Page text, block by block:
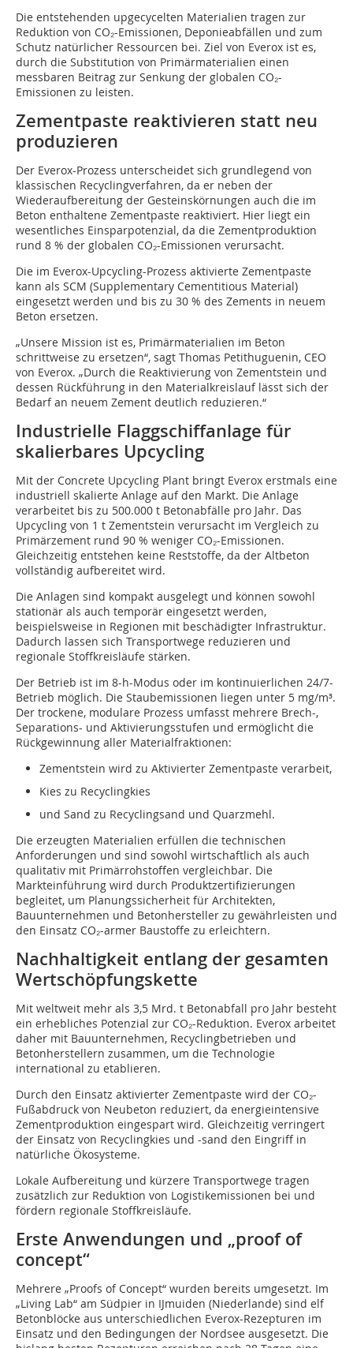
Die entstehenden upgecycelten Materialien tragen zur
Reduktion von CO₂-Emissionen, Deponieabfällen und zum
Schutz natürlicher Ressourcen bei. Ziel von Everox ist es,
durch die Substitution von Primärmaterialien einen
messbaren Beitrag zur Senkung der globalen CO₂-
Emissionen zu leisten.
Zementpaste reaktivieren statt neu
produzieren
Der Everox-Prozess unterscheidet sich grundlegend von
klassischen Recyclingverfahren, da er neben der
Wiederaufbereitung der Gesteinskörnungen auch die im
Beton enthaltene Zementpaste reaktiviert. Hier liegt ein
wesentliches Einsparpotenzial, da die Zementproduktion
rund 8 % der globalen CO₂-Emissionen verursacht.
Die im Everox-Upcycling-Prozess aktivierte Zementpaste
kann als SCM (Supplementary Cementitious Material)
eingesetzt werden und bis zu 30 % des Zements in neuem
Beton ersetzen.
„Unsere Mission ist es, Primärmaterialien im Beton
schrittweise zu ersetzen“, sagt Thomas Petithuguenin, CEO
von Everox. „Durch die Reaktivierung von Zementstein und
dessen Rückführung in den Materialkreislauf lässt sich der
Bedarf an neuem Zement deutlich reduzieren.“
Industrielle Flaggschiffanlage für
skalierbares Upcycling
Mit der Concrete Upcycling Plant bringt Everox erstmals eine
industriell skalierte Anlage auf den Markt. Die Anlage
verarbeitet bis zu 500.000 t Betonabfälle pro Jahr. Das
Upcycling von 1 t Zementstein verursacht im Vergleich zu
Primärzement rund 90 % weniger CO₂-Emissionen.
Gleichzeitig entstehen keine Reststoffe, da der Altbeton
vollständig aufbereitet wird.
Die Anlagen sind kompakt ausgelegt und können sowohl
stationär als auch temporär eingesetzt werden,
beispielsweise in Regionen mit beschädigter Infrastruktur.
Dadurch lassen sich Transportwege reduzieren und
regionale Stoffkreisläufe stärken.
Der Betrieb ist im 8-h-Modus oder im kontinuierlichen 24/7-
Betrieb möglich. Die Staubemissionen liegen unter 5 mg/m³.
Der trockene, modulare Prozess umfasst mehrere Brech-,
Separations- und Aktivierungsstufen und ermöglicht die
Rückgewinnung aller Materialfraktionen:
Zementstein wird zu Aktivierter Zementpaste verarbeit,
Kies zu Recyclingkies
und Sand zu Recyclingsand und Quarzmehl.
Die erzeugten Materialien erfüllen die technischen
Anforderungen und sind sowohl wirtschaftlich als auch
qualitativ mit Primärrohstoffen vergleichbar. Die
Markteinführung wird durch Produktzertifizierungen
begleitet, um Planungssicherheit für Architekten,
Bauunternehmen und Betonhersteller zu gewährleisten und
den Einsatz CO₂-armer Baustoffe zu erleichtern.
Nachhaltigkeit entlang der gesamten
Wertschöpfungskette
Mit weltweit mehr als 3,5 Mrd. t Betonabfall pro Jahr besteht
ein erhebliches Potenzial zur CO₂-Reduktion. Everox arbeitet
daher mit Bauunternehmen, Recyclingbetrieben und
Betonherstellern zusammen, um die Technologie
international zu etablieren.
Durch den Einsatz aktivierter Zementpaste wird der CO₂-
Fußabdruck von Neubeton reduziert, da energieintensive
Zementproduktion eingespart wird. Gleichzeitig verringert
der Einsatz von Recyclingkies und -sand den Eingriff in
natürliche Ökosysteme.
Lokale Aufbereitung und kürzere Transportwege tragen
zusätzlich zur Reduktion von Logistikemissionen bei und
fördern regionale Stoffkreisläufe.
Erste Anwendungen und „proof of
concept“
Mehrere „Proofs of Concept“ wurden bereits umgesetzt. Im
„Living Lab“ am Südpier in IJmuiden (Niederlande) sind elf
Betonblöcke aus unterschiedlichen Everox-Rezepturen im
Einsatz und den Bedingungen der Nordsee ausgesetzt. Die